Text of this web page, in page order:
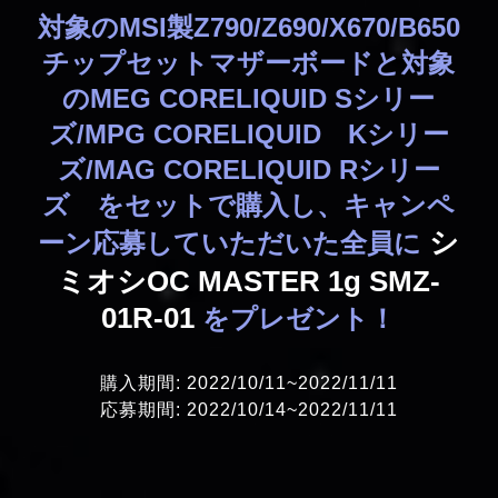
対象のMSI製Z790/Z690/X670/B650
チップセットマザーボードと対象
のMEG CORELIQUID Sシリー
ズ/MPG CORELIQUID Kシリー
ズ/MAG CORELIQUID Rシリー
ズ をセットで購入し、キャンペ
ーン応募していただいた全員に シ
ミオシOC MASTER 1g SMZ-
01R-01 をプレゼント！
購入期間: 2022/10/11~2022/11/11
応募期間: 2022/10/14~2022/11/11